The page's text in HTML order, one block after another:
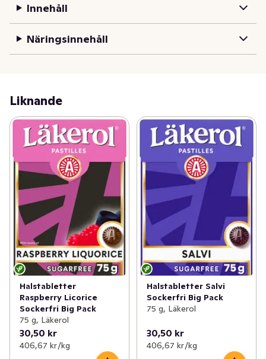
3 vanliga askar.
Innehåll
Näringsinnehåll
Liknande
Halstabletter
Raspberry Licorice
Sockerfri Big Pack
75 g, Läkerol
30,50 kr
406,67 kr /kg
Halstabletter Salvi
Sockerfri Big Pack
75 g, Läkerol
30,50 kr
406,67 kr /kg